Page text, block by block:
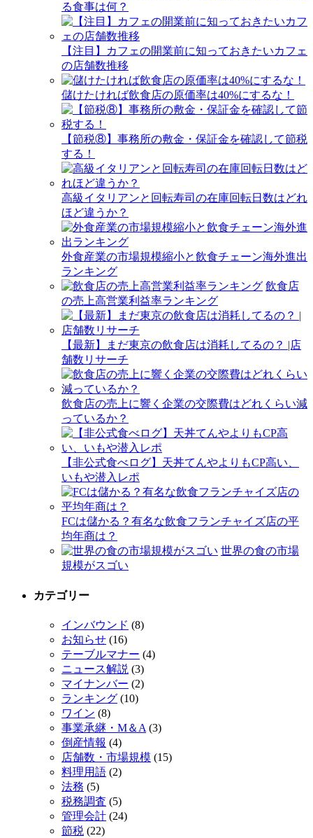
る食事は何？
【注目】カフェの開業前に知っておきたいカフェ
の店舗数推移
儲けたければ飲食店の原価率は40%にするな！
【節税⑧】事務所の敷金・保証金を確認して節税
する！
高級イタリアンと回転寿司の在庫回転日数はどれ
ほど違うか？
外食産業の市場規模縮小と飲食チェーン海外進出
ランキング
飲食店
の売上高営業利益率ランキング
【最新】まだ東京の飲食店は消耗してるの？ |店
舗数リサーチ
飲食店の売上に響く企業の交際費はどれくらい減
っているか？
【非公式食べログ】天丼てんやよりもCP高い、
いもや潜入レポ
FCは儲かる？有名な飲食フランチャイズ店の平
均年商は？
世界の食の市場
規模がスゴい
カテゴリー
インバウンド (8)
お知らせ (16)
テーブルマナー (4)
ニュース解説 (3)
マイナンバー (2)
ランキング (10)
ワイン (8)
事業承継・M＆A (3)
倒産情報 (4)
店舗数・市場規模 (15)
料理用語 (2)
法務 (5)
税務調査 (5)
管理会計 (24)
節税 (22)